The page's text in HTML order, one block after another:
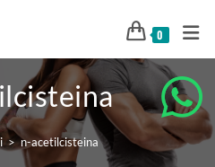
0
> n-acetilcisteina